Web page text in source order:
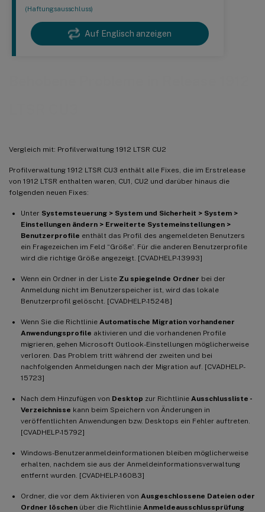
(Haftungsausschluss)
Auf Englisch anzeigen
Vergleich mit: Profilverwaltung 1912 LTSR CU2
Profilverwaltung 1912 LTSR CU3 enthält alle Fixes, die im Erstrelease
von 1912 LTSR enthalten waren, CU1, CU2 und darüber hinaus die
folgenden neuen Fixes:
Unter Systemsteuerung > System und Sicherheit > System >
Einstellungen ändern > Erweiterte Systemeinstellungen >
Benutzerprofile enthält das Profil des angemeldeten Benutzers
ein Fragezeichen im Feld “Größe”. Für die anderen Benutzerprofile
wird die richtige Größe angezeigt. [CVADHELP-13993]
Wenn ein Ordner in der Liste Zu spiegelnde Ordner bei der
Anmeldung nicht im Benutzerspeicher ist, wird das lokale
Benutzerprofil gelöscht. [CVADHELP-15248]
Wenn Sie die Richtlinie Automatische Migration vorhandener
Anwendungsprofile aktivieren und die vorhandenen Profile
migrieren, gehen Microsoft Outlook-Einstellungen möglicherweise
verloren. Das Problem tritt während der zweiten und bei
nachfolgenden Anmeldungen nach der Migration auf. [CVADHELP-
15723]
Nach dem Hinzufügen von Desktop zur Richtlinie Ausschlussliste -
Verzeichnisse kann beim Speichern von Änderungen in
veröffentlichten Anwendungen bzw. Desktops ein Fehler auftreten.
[CVADHELP-15792]
Windows-Benutzeranmeldeinformationen bleiben möglicherweise
erhalten, nachdem sie aus der Anmeldeinformationsverwaltung
entfernt wurden. [CVADHELP-16083]
Ordner, die vor dem Aktivieren von Ausgeschlossene Dateien oder
Ordner löschen über die Richtlinie Anmeldeausschlussprüfung